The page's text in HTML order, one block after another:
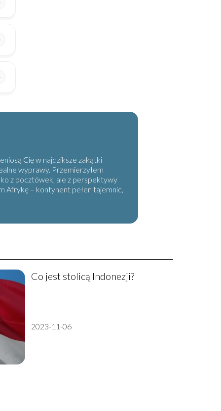
Cię w najdziksze zakątki
wyprawy. Przemierzyłem
z pocztówek, ale z perspektywy
Afrykę – kontynent pełen tajemnic,
Co jest stolicą Indonezji?
2023-11-06